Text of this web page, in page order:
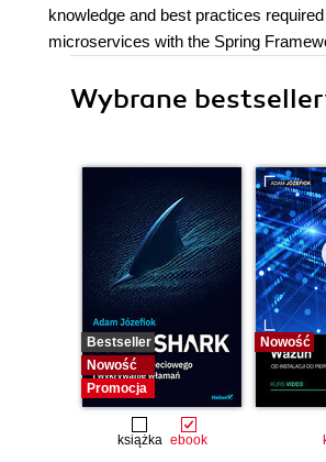
knowledge and best practices
microservices with the Spring
Wybrane
Bestseller
Nowość
Promocja
książka ebook
Nowość